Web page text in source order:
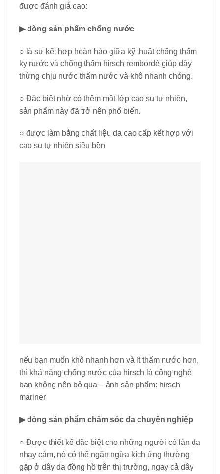
được đánh giá cao:
▶ dòng sản phẩm chống nước
○ là sự kết hợp hoàn hảo giữa kỹ thuật chống thấm
kỵ nước và chống thấm hirsch rembordé giúp dây
thừng chịu nước thấm nước và khô nhanh chóng.
○ Đặc biệt nhờ có thêm một lớp cao su tự nhiên,
sản phẩm này đã trở nên phổ biến.
○ được làm bằng chất liệu da cao cấp kết hợp với
cao su tự nhiên siêu bền
nếu bạn muốn khô nhanh hơn và ít thấm nước hơn,
thì khả năng chống nước của hirsch là công nghệ
bạn không nên bỏ qua – ảnh sản phẩm: hirsch
mariner
▶ dòng sản phẩm chăm sóc da chuyên nghiệp
○ Được thiết kế đặc biệt cho những người có làn da
nhạy cảm, nó có thể ngăn ngừa kích ứng thường
gặp ở dây da đồng hồ trên thị trường, ngay cả dây